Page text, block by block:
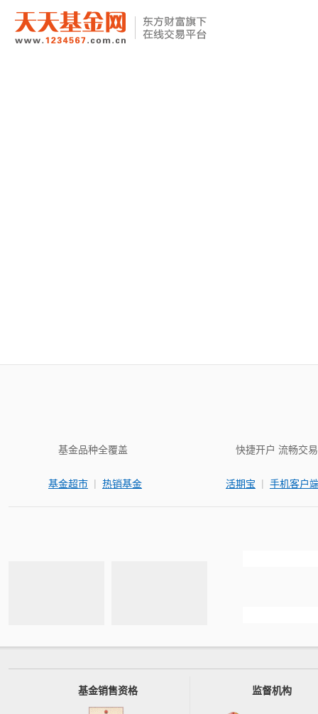
基金品种全覆盖
基金超市 | 热销基金
快捷开户 流畅交易
活期宝 | 手机客户
基金销售资格 监督机构